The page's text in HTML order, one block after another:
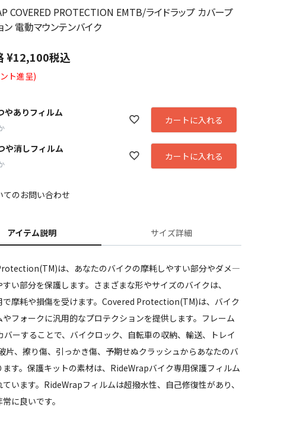
COVERED PROTECTION EMTB/ライドラップ カバープ
ン 電動マウンテンバイク
¥12,100税込
ト進呈)
やありフィルム
カートに入れる
や消しフィルム
カートに入れる
てのお問い合わせ
アイテム説明 サイズ詳細
は、あなたのバイクの摩耗しやすい部分やダメ―
い部分を保護します。さまざまな形やサイズのバイクは、
で摩耗や損傷を受けます。Covered Protection(TM)は、バイク
やフォークに汎用的なプロテクションを提供します。フレーム
バーすることで、バイクロック、自転車の収納、輸送、トレイ
片、擦り傷、引っかき傷、予期せぬクラッシュからあなたのバ
ます。保護キットの素材は、RideWrapバイク専用保護フィルム
います。RideWrapフィルムは超撥水性、自己修復性があり、
に良いです。